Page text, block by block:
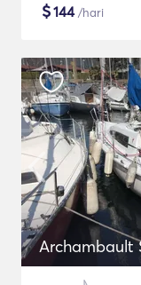
$144/hari
Archambault